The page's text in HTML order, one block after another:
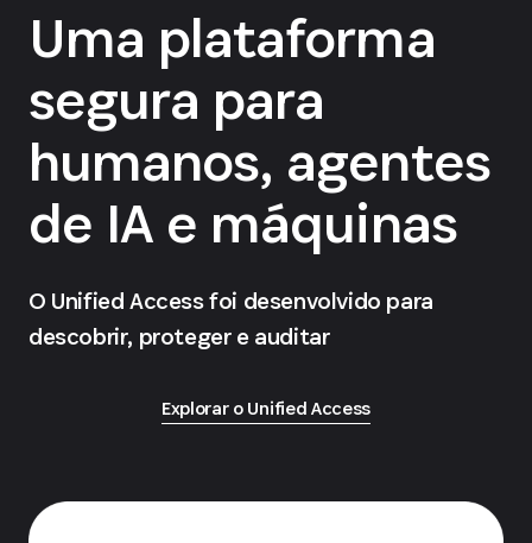
Uma plataforma
segura para
humanos, agentes
de IA e máquinas
O Unified Access foi desenvolvido para
descobrir, proteger e auditar
Explorar o Unified Access